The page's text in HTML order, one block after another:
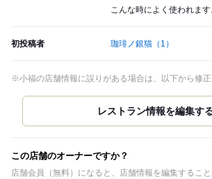
こんな時によく使われます
初投稿者 珈琲ノ銀猫 （1）
※小福の店舗情報に誤りがある場合は、以下から修正
この店舗のオーナーですか？
店舗会員（無料）になると、店舗情報を編集すること